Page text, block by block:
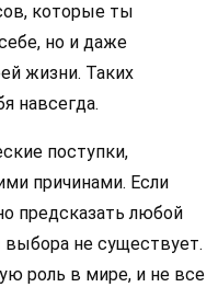
которые ты
но и даже
жизни. Таких
навсегда.
поступки,
причинами. Если
предсказать любой
выбора не существует.
роль в мире, и не все